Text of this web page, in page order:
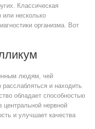
Классическая
или несколько
организма. Вот
людям, чей
и находить
обладает способностью
центральной нервной
и улучшает качества